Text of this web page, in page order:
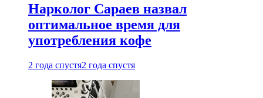
Нарколог Сараев назвал
оптимальное время для
употребления кофе
2 года спустя2 года спустя